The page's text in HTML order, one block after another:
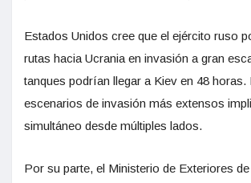
Estados Unidos cree que el ejército ruso
rutas hacia Ucrania en invasión a gran
tanques podrían llegar a Kiev en 48 horas.
escenarios de invasión más extensos
simultáneo desde múltiples lados.
Por su parte, el Ministerio de Exteriores